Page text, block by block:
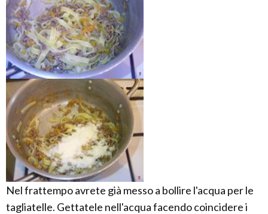
Nel frattempo avrete già messo a bollire l'acqua per le
tagliatelle. Gettatele nell'acqua facendo coincidere i